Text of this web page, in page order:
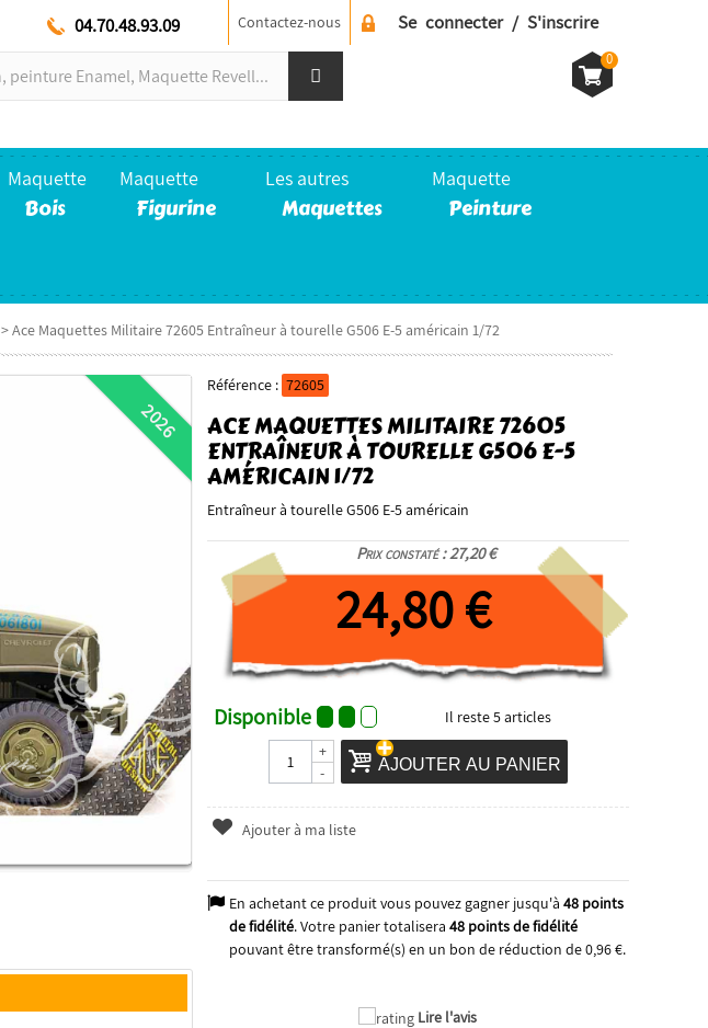
Se connecter / S'inscrire
Contactez-nous
04.70.48.93.09
0
Maquette
Bois
Maquette
Figurine
Les autres
Maquettes
Maquette
Peinture
>Ace Maquettes Militaire 72605 Entraîneur à tourelle G506 E-5 américain 1/72
Référence : 72605
ACE MAQUETTES MILITAIRE 72605
ENTRAÎNEUR À TOURELLE G506 E-5
AMÉRICAIN 1/72
Entraîneur à tourelle G506 E-5 américain
Prix constaté : 27,20 €
24,80 €
Disponible Il reste5articles
-
+
AJOUTER AU PANIER
Ajouter à ma liste
En achetant ce produit vous pouvez gagner jusqu'à 48points
de fidélité. Votre panier totalisera 48points de fidélité
pouvant être transformé(s) en un bon de réduction de0,96 €.
Lire l'avis
2026